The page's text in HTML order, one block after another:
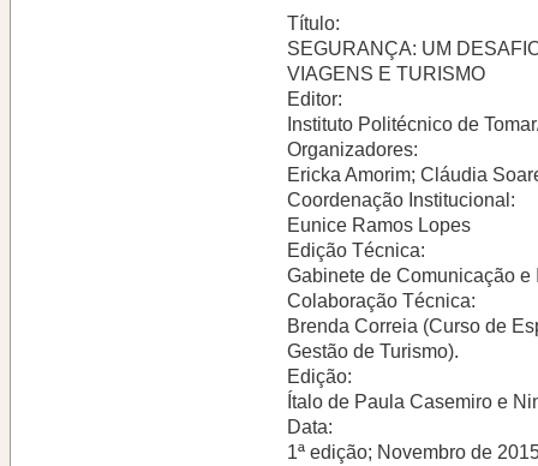
Título:
SEGURANÇA: UM
VIAGENS E TURISMO
Editor:
Instituto Politécnico de
Organizadores:
Ericka Amorim; Cláudia
Coordenação Institucional:
Eunice Ramos Lopes
Edição Técnica:
Gabinete de Comunicação e
Colaboração Técnica:
Brenda Correia (Curso de
Gestão de Turismo).
Edição:
Ítalo de Paula Casemiro e
Data:
1ª edição; Novembro de